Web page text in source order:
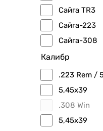
Сайга TR3
Сайга-223
Сайга-308
Калибр
.223 Rem /
5,45х39
.308 Win
5,45x39